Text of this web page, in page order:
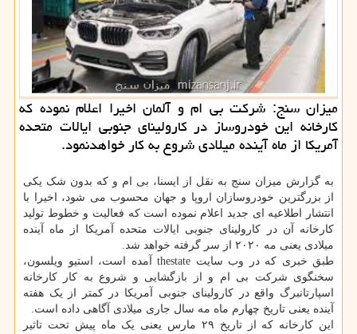
میزان سنج: شركت بی ام و آلمان اخیرا اعلام نموده كه
كارخانه این خودروساز در كارولینای جنوبی ایالات متحده
آمریكا از ماه آینده میلادی شروع به كار خواهدنمود.
به گزارش میزان سنج به نقل از ایسنا، بی ام و که بدون شک یکی
از بزرگترین خودروسازان اروپا و جهان محسوب می شود، اخیرا با
انتشار اطلاعیه ای جدید اعلام نموده است که فعالیت و خطوط تولید
کارخانه آن در کارولینای جنوبی ایالات متحده آمریکا از ماه آینده
میلادی یعنی مه ۲۰۲۰ از سر گرفته خواهد شد.
طبق خبری که در وب سایت thestate آمده است، استیو ویلسون،
سخنگوی شرکت بی ام و از بازگشایی و شروع به کار کارخانه
اسپارتانبرگ واقع در کارولینای جنوبی آمریکا در کمتر از یک هفته
آینده یعنی تاریخ چهارم ماه مه سال جاری میلادی آگاهی داده است.
این کارخانه که از تاریخ ۲۹ مارس یعنی یک ماه پیش تحت تاثیر